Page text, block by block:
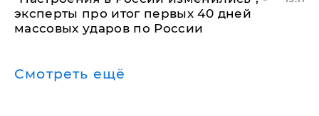
эксперты про итог первых 40 дней
массовых ударов по России
Смотреть ещё